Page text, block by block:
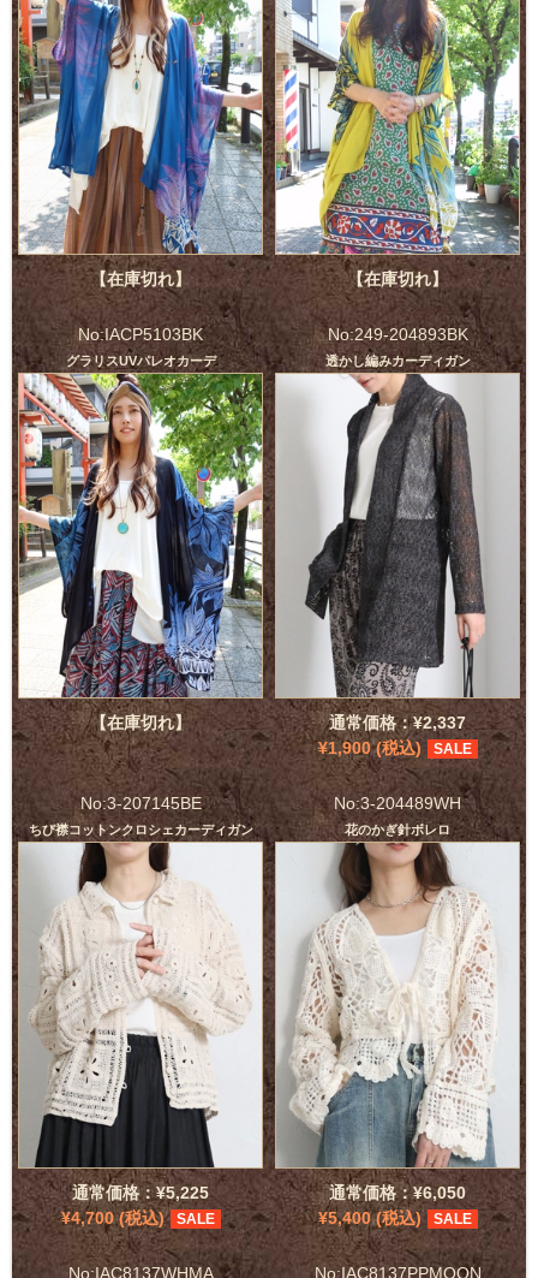
【在庫切れ】 【在庫切れ】
No:IACP5103BK
グラリスUVパレオカーデ
【在庫切れ】
No:249-204893BK
透かし編みカーディガン
通常価格：¥2,337
¥1,900 (税込)
SALE
No:3-207145BE
ちび襟コットンクロシェカーディガン
通常価格：¥5,225
¥4,700 (税込)
SALE
No:3-204489WH
花のかぎ針ボレロ
通常価格：¥6,050
¥5,400 (税込)
SALE
No:IAC8137WHMA No:IAC8137PPMOON